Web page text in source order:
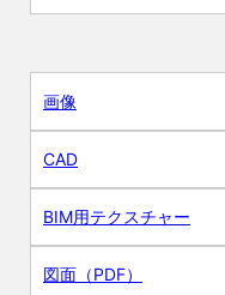
画像
CAD
BIM用テクスチャー
図面（PDF）